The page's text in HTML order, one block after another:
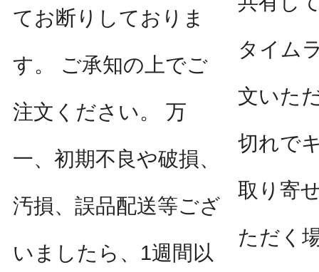
てお断りしておりま
す。 ご承知の上でご
注文ください。 万
一、初期不良や破損、
汚損、誤品配送等ござ
いましたら、1週間以
タイム
文いた
切れで
取り寄
ただく